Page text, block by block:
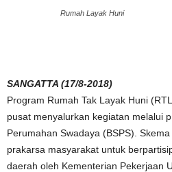
Rumah Layak Huni
SANGATTA (17/8-2018)
Program Rumah Tak Layak Huni
pusat menyalurkan kegiatan melalui
Perumahan Swadaya (BSPS).
prakarsa masyarakat untuk
daerah oleh Kementerian Pekerjaan